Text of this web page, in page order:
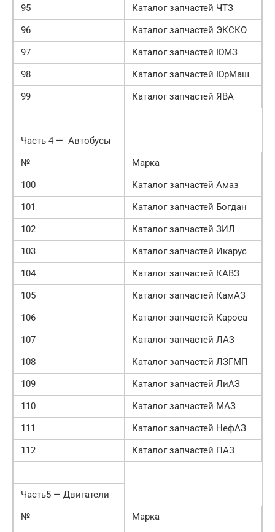
95
Каталог запчастей ЧТЗ
96
Каталог запчастей ЭКСКО
97
Каталог запчастей ЮМЗ
98
Каталог запчастей ЮрМаш
99
Каталог запчастей ЯВА
Часть 4 — Автобусы
№
Марка
100
Каталог запчастей Амаз
101
Каталог запчастей Богдан
102
Каталог запчастей ЗИЛ
103
Каталог запчастей Икарус
104
Каталог запчастей КАВЗ
105
Каталог запчастей КамАЗ
106
Каталог запчастей Кароса
107
Каталог запчастей ЛАЗ
108
Каталог запчастей ЛЗГМП
109
Каталог запчастей ЛиАЗ
110
Каталог запчастей МАЗ
111
Каталог запчастей НефАЗ
112
Каталог запчастей ПАЗ
Часть5 — Двигатели
№
Марка